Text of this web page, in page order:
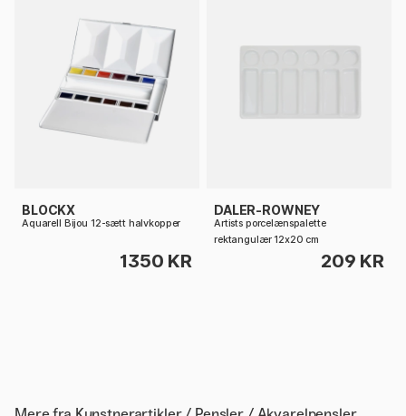
BLOCKX
Aquarell Bijou 12-sætt halvkopper
1350 KR
DALER-ROWNEY
Artists porcelænspalette
rektangulær 12x20 cm
209 KR